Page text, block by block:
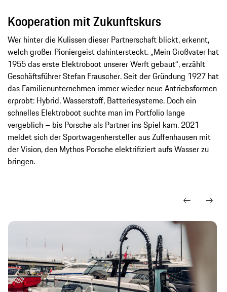
Kooperation mit Zukunftskurs
Wer hinter die Kulissen dieser Partnerschaft blickt, erkennt,
welch großer Pioniergeist dahintersteckt. „Mein Großvater hat
1955 das erste Elektroboot unserer Werft gebaut“, erzählt
Geschäftsführer Stefan Frauscher. Seit der Gründung 1927 hat
das Familienunternehmen immer wieder neue Antriebsformen
erprobt: Hybrid, Wasserstoff, Batteriesysteme. Doch ein
schnelles Elektroboot suchte man im Portfolio lange
vergeblich – bis Porsche als Partner ins Spiel kam. 2021
meldet sich der Sportwagenhersteller aus Zuffenhausen mit
der Vision, den Mythos Porsche elektrifiziert aufs Wasser zu
bringen.